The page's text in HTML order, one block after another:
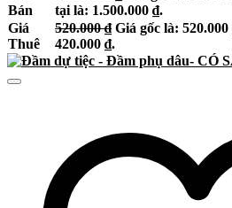
Bán
tại là: 1.500.000 ₫.
Giá
Thuê
520.000₫ Giá gốc là: 520.000
420.000 ₫.